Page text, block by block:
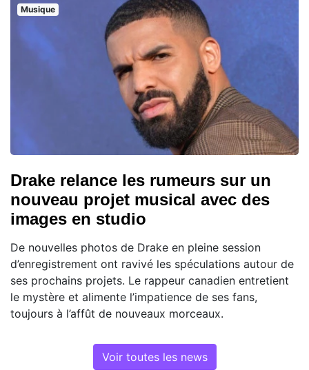
Musique
Drake relance les rumeurs sur un
nouveau projet musical avec des
images en studio
De nouvelles photos de Drake en pleine session
d’enregistrement ont ravivé les spéculations autour de
ses prochains projets. Le rappeur canadien entretient
le mystère et alimente l’impatience de ses fans,
toujours à l’affût de nouveaux morceaux.
Voir toutes les news